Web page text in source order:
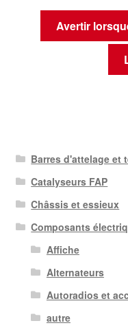
Avertir
Barres d'attelage et
Catalyseurs FAP
Châssis et essieux
Composants
Affiche
Alternateurs
Autoradios et
autre